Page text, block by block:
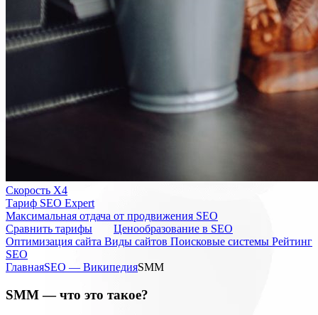
Скорость Х4
Тариф SEO Expert
Максимальная отдача от продвижения SEO
Cравнить тарифы
Ценообразование в SEO
Оптимизация сайта Виды сайтов Поисковые системы Рейтинг
SEO
ГлавнаяSEO — ВикипедияSMM
SMM — что это такое?